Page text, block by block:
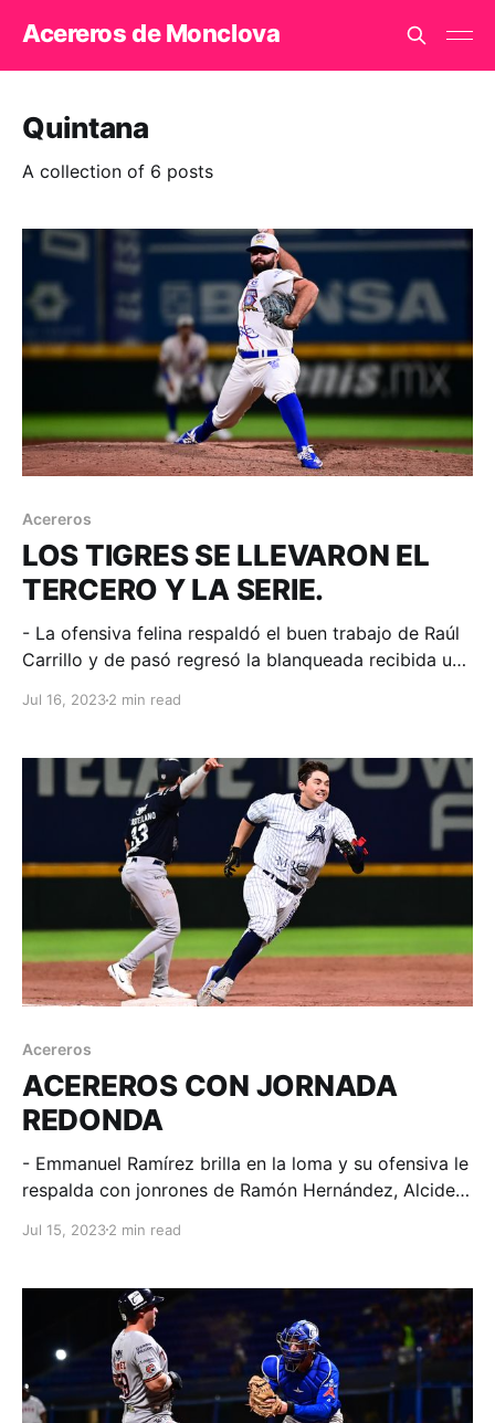
Acereros de Monclova
Quintana
A collection of 6 posts
Acereros
LOS TIGRES SE LLEVARON EL
TERCERO Y LA SERIE.
- La ofensiva felina respaldó el buen trabajo de Raúl
Carrillo y de pasó regresó la blanqueada recibida un
Acereros-Comunicación. En el choque de los, en este
para play offs en cada zona, los quintanarroenses
Jul 16, 20232 min read
Acereros
ACEREROS CON JORNADA
REDONDA
- Emmanuel Ramírez brilla en la loma y su ofensiva le
respalda con jonrones de Ramón Hernández, Alcides
Aldo Núñez con lo que se empate la serie. Monclova,
Comunicación. 15-0 fue el marcador con el
Jul 15, 20232 min read